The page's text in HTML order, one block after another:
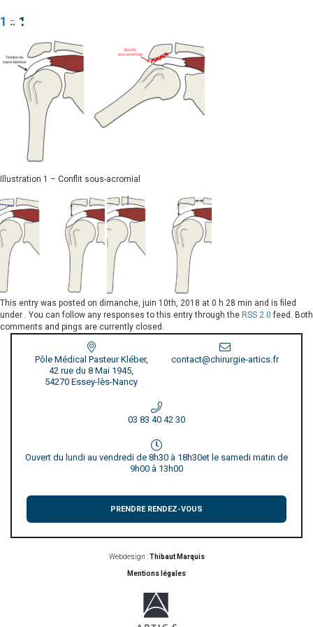
1 » 1
Illustration 1 – Conflit sous-acromial
This entry was posted on dimanche, juin 10th, 2018 at 0 h 28 min and is filed
under . You can follow any responses to this entry through the RSS 2.0 feed. Both
comments and pings are currently closed.
Pôle Médical Pasteur Kléber,
42 rue du 8 Mai 1945,
54270 Essey-lès-Nancy
contact@chirurgie-artics.fr
03 83 40 42 30
Ouvert du lundi au vendredi de 8h30 à 18h30et le samedi matin de
9h00 à 13h00
PRENDRE RENDEZ-VOUS
Webdesign :Thibaut Marquis
Mentions légales